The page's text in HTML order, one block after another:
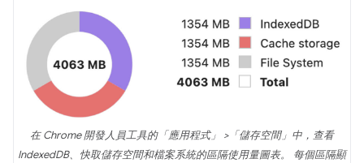
在 Chrome 開發人員工具的「應用程式」 >「儲存空間」 中，查看
IndexedDB、快取儲存空間和檔案系統的區隔使用量圖表。 每個區隔顯